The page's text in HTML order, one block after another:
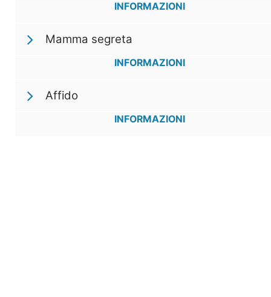
INFORMAZIONI
Mamma segreta
INFORMAZIONI
Affido
INFORMAZIONI